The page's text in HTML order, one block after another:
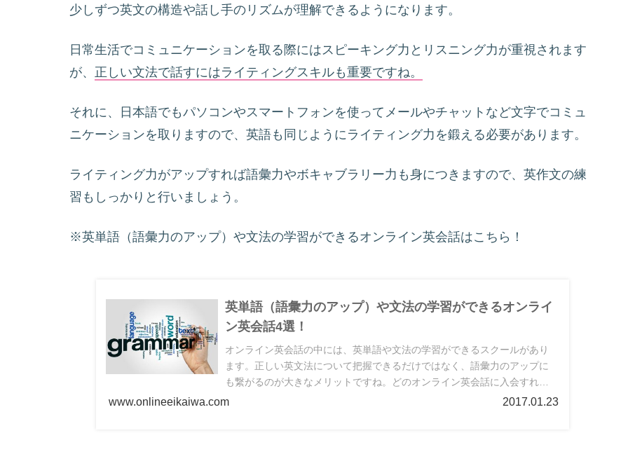
少しずつ英文の構造や話し手のリズムが理解できるようになります。
日常生活でコミュニケーションを取る際にはスピーキング力とリスニング力が重視されます
が、 正しい文法で話すにはライティングスキルも重要ですね。
それに、日本語でもパソコンやスマートフォンを使ってメールやチャットなど文字でコミュ
ニケーションを取りますので、英語も同じようにライティング力を鍛える必要があります。
ライティング力がアップすれば語彙力やボキャブラリー力も身につきますので、英作文の練
習もしっかりと行いましょう。
※英単語（語彙力のアップ）や文法の学習ができるオンライン英会話はこちら！
英単語（語彙力のアップ）や文法の学習ができるオンライ
ン英会話4選！
オンライン英会話の中には、英単語や文法の学習ができるスクールがあり
ます。正しい英文法について把握できるだけではなく、語彙力のアップに
も繋がるのが大きなメリットですね。どのオンライン英会話に入会すれば
良いのか、4つのスクールを見ていきましょう。
www.onlineeikaiwa.com 2017.01.23